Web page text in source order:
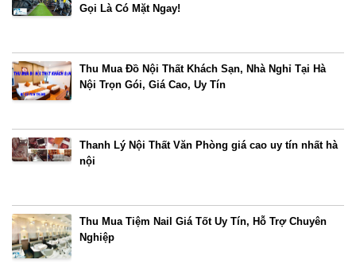
Gọi Là Có Mặt Ngay!
Thu Mua Đồ Nội Thất Khách Sạn, Nhà Nghỉ Tại Hà
Nội Trọn Gói, Giá Cao, Uy Tín
Thanh Lý Nội Thất Văn Phòng giá cao uy tín nhất hà
nội
Thu Mua Tiệm Nail Giá Tốt Uy Tín, Hỗ Trợ Chuyên
Nghiệp